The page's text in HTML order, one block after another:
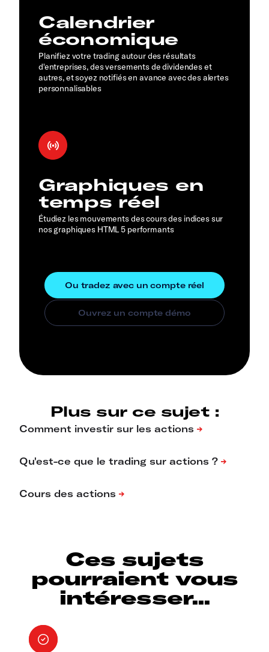
Calendrier
économique
Planifiez votre trading autour des résultats
d'entreprises, des versements de dividendes et
autres, et soyez notifiés en avance avec des alertes
personnalisables
Graphiques en
temps réel
Étudiez les mouvements des cours des indices sur
nos graphiques HTML 5 performants
Plus sur ce sujet :
Ces sujets
pourraient vous
intéresser...